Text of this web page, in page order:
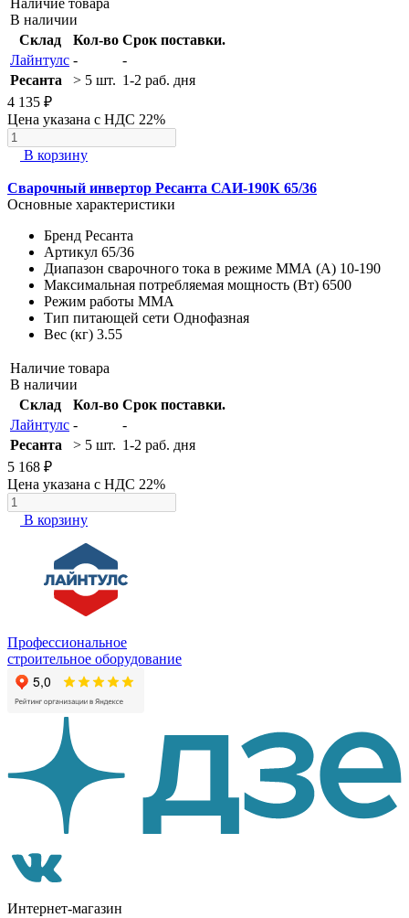
Наличие товара
В наличии
Склад
Кол-во Срок поставки.
Лайнтулс -
-
Ресанта
> 5 шт. 1-2 раб. дня
4 135 ₽
Цена указана с НДС 22%
В корзину
Сварочный инвертор Ресанта САИ-190К 65/36
Основные характеристики
Бренд Ресанта
Артикул 65/36
Диапазон сварочного тока в режиме ММА (А) 10-190
Максимальная потребляемая мощность (Вт) 6500
Режим работы MMA
Тип питающей сети Однофазная
Вес (кг) 3.55
Наличие товара
В наличии
Склад
Кол-во Срок поставки.
Лайнтулс -
-
Ресанта
> 5 шт. 1-2 раб. дня
5 168 ₽
Цена указана с НДС 22%
В корзину
Профессиональное
строительное оборудование
Интернет-магазин